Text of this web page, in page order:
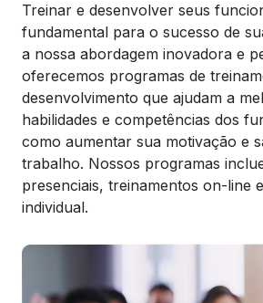
Treinar e desenvolver seus
fundamental para o sucesso de
a nossa abordagem inovadora e
oferecemos programas de
desenvolvimento que ajudam a
habilidades e competências dos
como aumentar sua motivação e
trabalho. Nossos programas
presenciais, treinamentos on-line
individual.